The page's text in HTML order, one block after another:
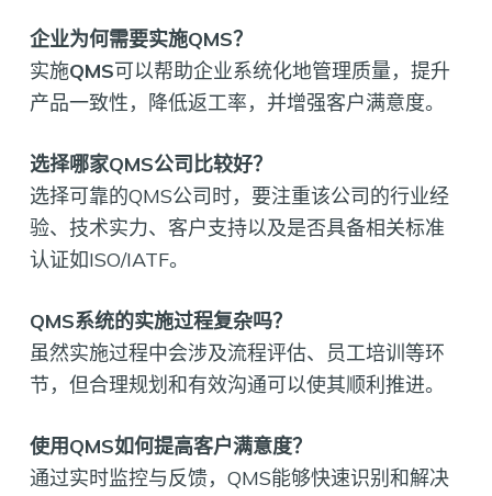
企业为何需要实施QMS？
实施QMS可以帮助企业系统化地管理质量，提升
产品一致性，降低返工率，并增强客户满意度。
选择哪家QMS公司比较好？
选择可靠的QMS公司时，要注重该公司的行业经
验、技术实力、客户支持以及是否具备相关标准
认证如ISO/IATF。
QMS系统的实施过程复杂吗？
虽然实施过程中会涉及流程评估、员工培训等环
节，但合理规划和有效沟通可以使其顺利推进。
使用QMS如何提高客户满意度？
通过实时监控与反馈，QMS能够快速识别和解决